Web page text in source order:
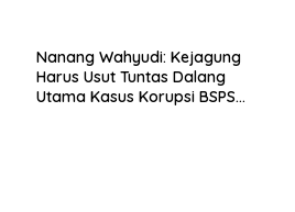
Nanang Wahyudi: Kejagung
Harus Usut Tuntas Dalang
Utama Kasus Korupsi BSPS